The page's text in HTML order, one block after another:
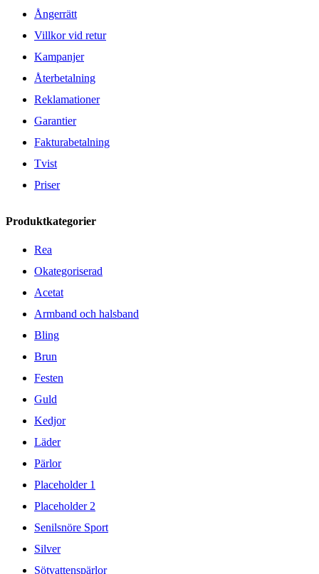
Ångerrätt
Villkor vid retur
Kampanjer
Återbetalning
Reklamationer
Garantier
Fakturabetalning
Tvist
Priser
Produktkategorier
Rea
Okategoriserad
Acetat
Armband och halsband
Bling
Brun
Festen
Guld
Kedjor
Läder
Pärlor
Placeholder 1
Placeholder 2
Senilsnöre Sport
Silver
Sötvattenspärlor